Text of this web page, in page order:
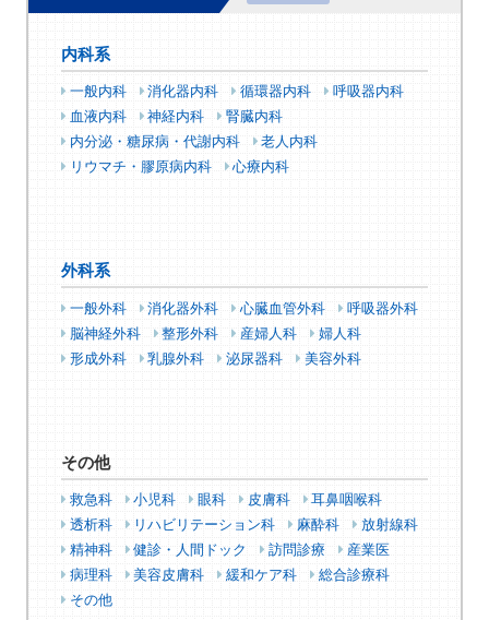
内科系
一般内科 消化器内科 循環器内科
呼吸器内科
血液内科
神経内科
腎臓内科
内分泌・糖尿病・代謝内科
老人内科
リウマチ・膠原病内科
心療内科
外科系
一般外科 消化器外科 心臓血管外科
呼吸器外科
脳神経外科
整形外科 産婦人科
婦人科
形成外科
乳腺外科 泌尿器科 美容外科
その他
救急科 小児科 眼科 皮膚科
耳鼻咽喉科
透析科
リハビリテーション科 麻酔科
放射線科
精神科
健診・人間ドック 訪問診療
産業医
病理科
美容皮膚科 緩和ケア科
総合診療科
その他